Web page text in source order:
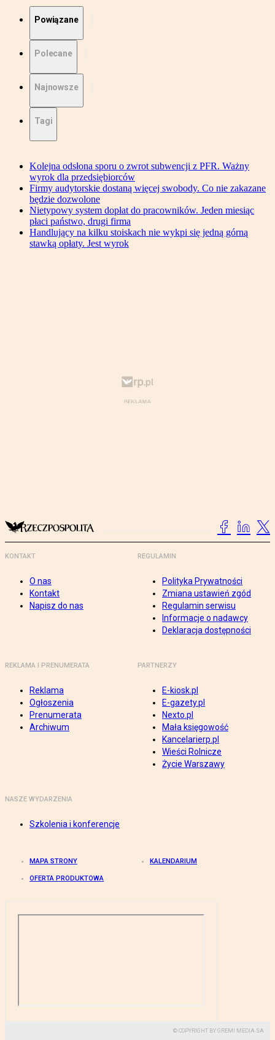
Powiązane
Polecane
Najnowsze
Tagi
Kolejna odsłona sporu o zwrot subwencji z PFR. Ważny
wyrok dla przedsiębiorców
Firmy audytorskie dostaną więcej swobody. Co nie zakazane
będzie dozwolone
Nietypowy system dopłat do pracowników. Jeden miesiąc
płaci państwo, drugi firma
Handlujący na kilku stoiskach nie wykpi się jedną górną
stawką opłaty. Jest wyrok
KONTAKT
O nas
Kontakt
Napisz do nas
REGULAMIN
Polityka Prywatności
Zmiana ustawień zgód
Regulamin serwisu
Informacje o nadawcy
Deklaracja dostępności
REKLAMA I PRENUMERATA
Reklama
Ogłoszenia
Prenumerata
Archiwum
PARTNERZY
E-kiosk.pl
E-gazety.pl
Nexto.pl
Mała księgowość
Kancelarierp.pl
Wieści Rolnicze
Życie Warszawy
NASZE WYDARZENIA
Szkolenia i konferencje
MAPA STRONY KALENDARIUM
OFERTA PRODUKTOWA
© COPYRIGHT BY GREMI MEDIA SA